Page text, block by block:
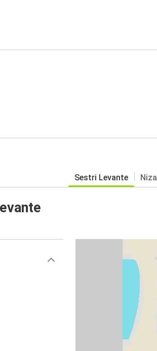
Sestri Levante Niza